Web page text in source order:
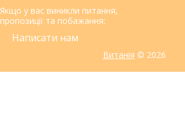
Якщо у вас виникли питання,
пропозиції та побажання:
Написати нам
Витанія © 2026